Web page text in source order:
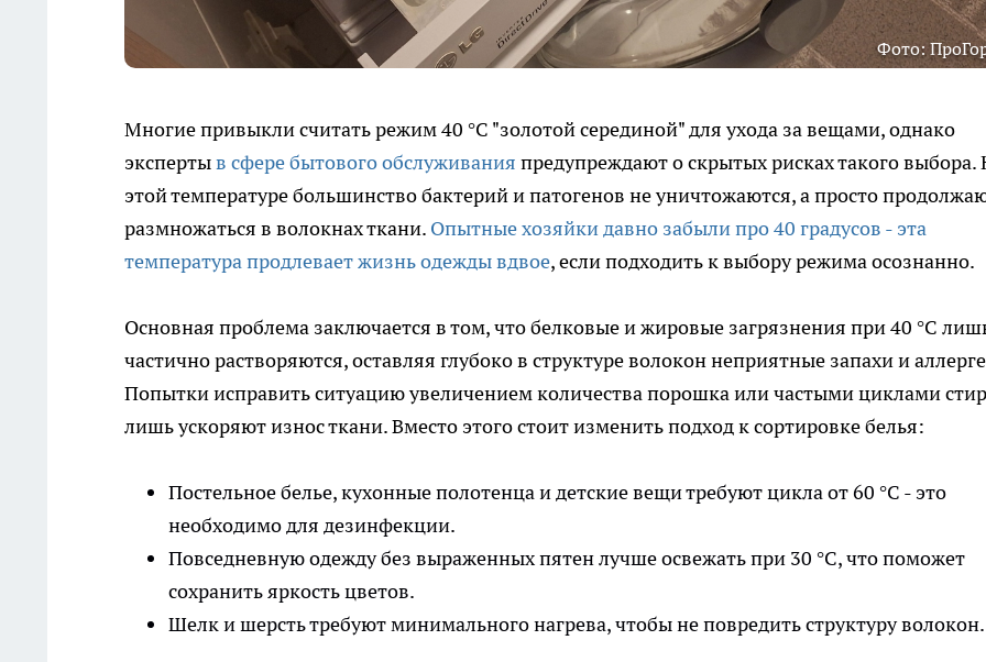
Фото:
Многие привыкли считать режим 40 °C "золотой серединой" для ухода за вещами, однако
экспертыв сфере бытового обслуживания предупреждают о скрытых рисках такого выбора.
этой температуре большинство бактерий и патогенов не уничтожаются, а просто
размножаться в волокнах ткани. Опытные хозяйки давно забыли про 40 градусов - эта
температура продлевает жизнь одежды вдвое, если подходить к выбору режима осознанно.
Основная проблема заключается в том, что белковые и жировые загрязнения при 40 °C
частично растворяются, оставляя глубоко в структуре волокон неприятные запахи и
Попытки исправить ситуацию увеличением количества порошка или частыми циклами
лишь ускоряют износ ткани. Вместо этого стоит изменить подход к сортировке белья:
Постельное белье, кухонные полотенца и детские вещи требуют цикла от 60 °C - это
необходимо для дезинфекции.
Повседневную одежду без выраженных пятен лучше освежать при 30 °C, что поможет
сохранить яркость цветов.
Шелк и шерсть требуют минимального нагрева, чтобы не повредить структуру волокон.